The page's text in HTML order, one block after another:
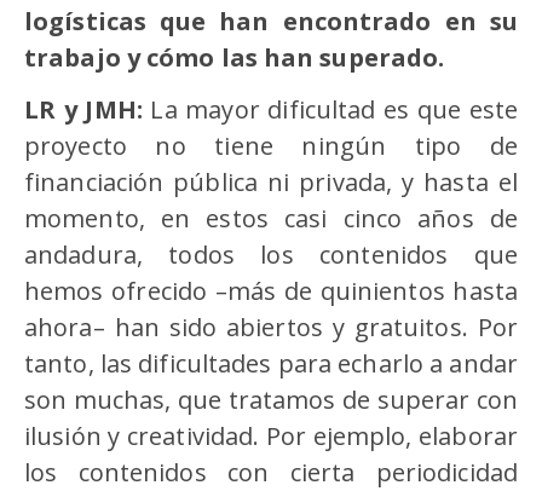
logísticas que han encontrado en su
trabajo y cómo las han superado.
LR y JMH: La mayor dificultad es que este
proyecto no tiene ningún tipo de
financiación pública ni privada, y hasta el
momento, en estos casi cinco años de
andadura, todos los contenidos que
hemos ofrecido –más de quinientos hasta
ahora– han sido abiertos y gratuitos. Por
tanto, las dificultades para echarlo a andar
son muchas, que tratamos de superar con
ilusión y creatividad. Por ejemplo, elaborar
los contenidos con cierta periodicidad